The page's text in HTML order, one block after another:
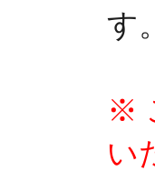
す。
※
い